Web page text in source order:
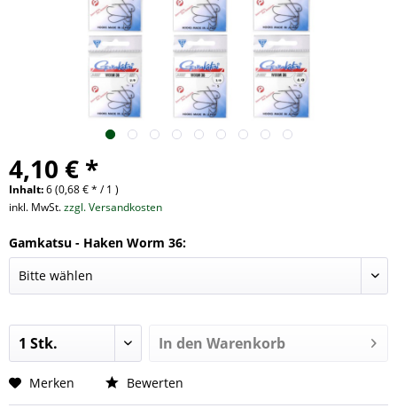
4,10 € *
Inhalt:6 (0,68 € * / 1 )
inkl. MwSt.zzgl. Versandkosten
Gamkatsu - Haken Worm 36:
In den Warenkorb
Merken Bewerten